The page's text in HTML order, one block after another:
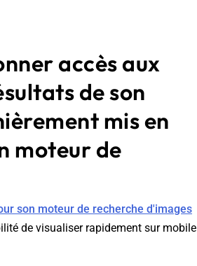
accès aux
de son
mis en
moteur de
son moteur de recherche d'images
de visualiser rapidement sur mobile